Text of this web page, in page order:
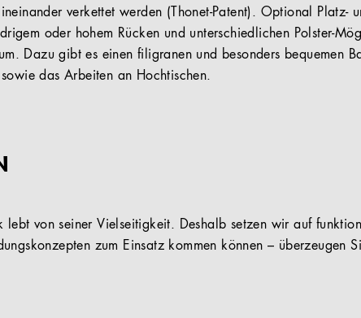
verkettet werden (Thonet-Patent). Optional Platz-
oder hohem Rücken und unterschiedlichen Polster-
Dazu gibt es einen filigranen und besonders bequemen
das Arbeiten an Hochtischen.
lebt von seiner Vielseitigkeit. Deshalb setzen wir auf
zum Einsatz kommen können – überzeugen